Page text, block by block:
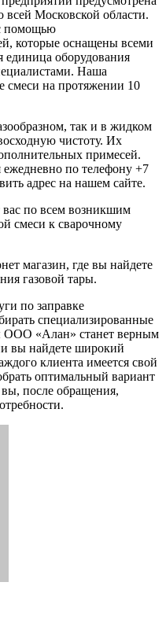
всей Московской области.
помощью
которые оснащены всеми
единица оборудования
Наша
смеси на протяжении 10
так и в жидком
чистоту. Их
примесей.
по телефону +7
адрес на нашем сайте.
по всем возникшим
смеси к сварочному
магазин, где вы найдете
газовой тары.
по заправке
специализированные
«Алан» станет верным
вы найдете широкий
клиента имеется свой
оптимальный вариант
после обращения,